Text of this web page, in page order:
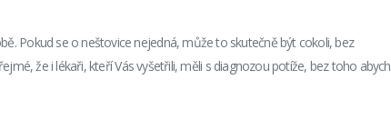
Pokud se o neštovice nejedná, může to skutečně být cokoli, bez
že i lékaři, kteří Vás vyšetřili, měli s diagnozou potíže, bez toho abych